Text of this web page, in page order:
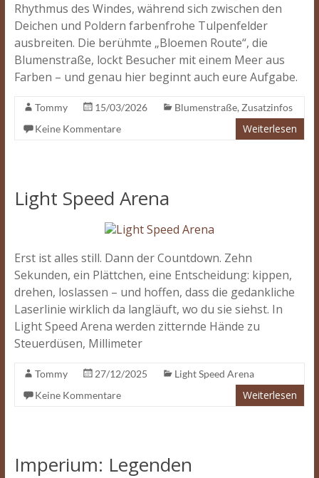
Rhythmus des Windes, während sich zwischen den
Deichen und Poldern farbenfrohe Tulpenfelder
ausbreiten. Die berühmte „Bloemen Route“, die
Blumenstraße, lockt Besucher mit einem Meer aus
Farben – und genau hier beginnt auch eure Aufgabe.
Tommy 15/03/2026 Blumenstraße, Zusatzinfos
Keine Kommentare
Weiterlesen
Light Speed Arena
Erst ist alles still. Dann der Countdown. Zehn
Sekunden, ein Plättchen, eine Entscheidung: kippen,
drehen, loslassen – und hoffen, dass die gedankliche
Laserlinie wirklich da langläuft, wo du sie siehst. In
Light Speed Arena werden zitternde Hände zu
Steuerdüsen, Millimeter
Tommy 27/12/2025
Light Speed Arena
Keine Kommentare
Weiterlesen
Imperium: Legenden